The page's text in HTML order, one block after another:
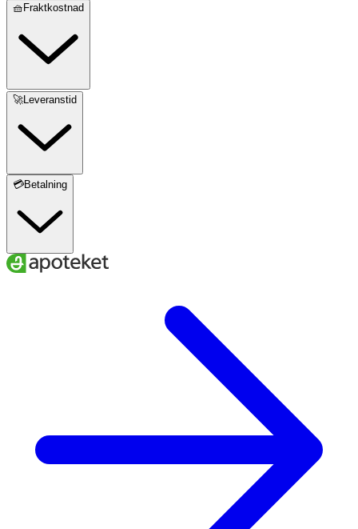
🧺Fraktkostnad
🚀Leveranstid
💳Betalning